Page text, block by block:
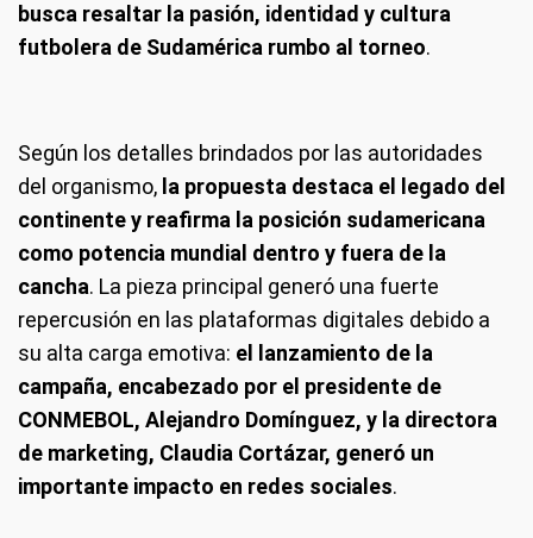
busca resaltar la pasión, identidad y cultura
futbolera de Sudamérica rumbo al torneo.
Según los detalles brindados por las autoridades
del organismo, la propuesta destaca el legado del
continente y reafirma la posición sudamericana
como potencia mundial dentro y fuera de la
cancha. La pieza principal generó una fuerte
repercusión en las plataformas digitales debido a
su alta carga emotiva: el lanzamiento de la
campaña, encabezado por el presidente de
CONMEBOL, Alejandro Domínguez, y la directora
de marketing, Claudia Cortázar, generó un
importante impacto en redes sociales.